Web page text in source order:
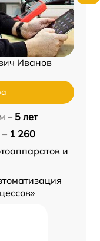
Иванов
– 5 лет
1 260
и